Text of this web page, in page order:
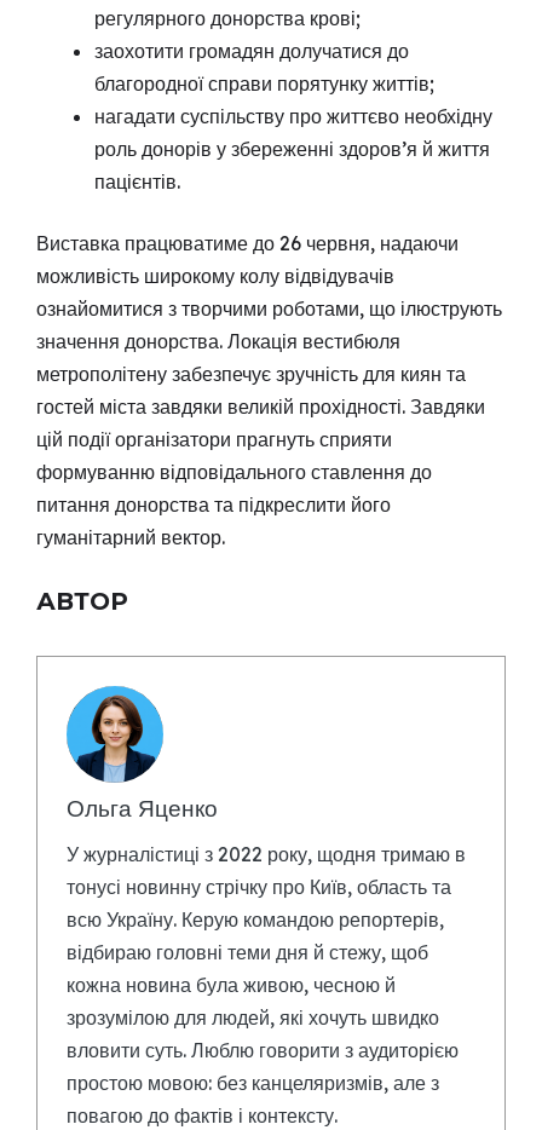
регулярного донорства крові;
заохотити громадян долучатися до
благородної справи порятунку життів;
нагадати суспільству про життєво необхідну
роль донорів у збереженні здоров’я й життя
пацієнтів.
Виставка працюватиме до 26 червня, надаючи
можливість широкому колу відвідувачів
ознайомитися з творчими роботами, що ілюструють
значення донорства. Локація вестибюля
метрополітену забезпечує зручність для киян та
гостей міста завдяки великій прохідності. Завдяки
цій події організатори прагнуть сприяти
формуванню відповідального ставлення до
питання донорства та підкреслити його
гуманітарний вектор.
АВТОР
Ольга Яценко
У журналістиці з 2022 року, щодня тримаю в
тонусі новинну стрічку про Київ, область та
всю Україну. Керую командою репортерів,
відбираю головні теми дня й стежу, щоб
кожна новина була живою, чесною й
зрозумілою для людей, які хочуть швидко
вловити суть. Люблю говорити з аудиторією
простою мовою: без канцеляризмів, але з
повагою до фактів і контексту.